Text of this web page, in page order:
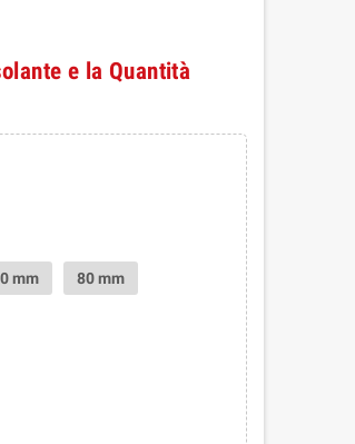
e la Quantità
mm 80 mm